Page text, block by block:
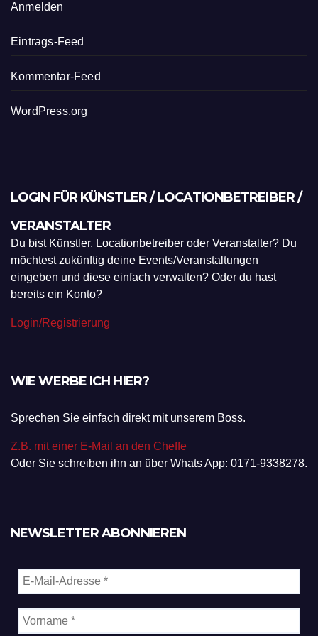
Anmelden
Eintrags-Feed
Kommentar-Feed
WordPress.org
LOGIN FÜR KÜNSTLER / LOCATIONBETREIBER /
VERANSTALTER
Du bist Künstler, Locationbetreiber oder Veranstalter? Du
möchtest zukünftig deine Events/Veranstaltungen
eingeben und diese einfach verwalten? Oder du hast
bereits ein Konto?
Login/Registrierung
WIE WERBE ICH HIER?
Sprechen Sie einfach direkt mit unserem Boss.
Z.B. mit einer E-Mail an den Cheffe
Oder Sie schreiben ihn an über Whats App: 0171-9338278.
NEWSLETTER ABONNIEREN